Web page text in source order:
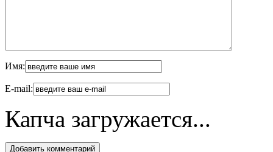
Имя:
E-mail:
Капча загружается...